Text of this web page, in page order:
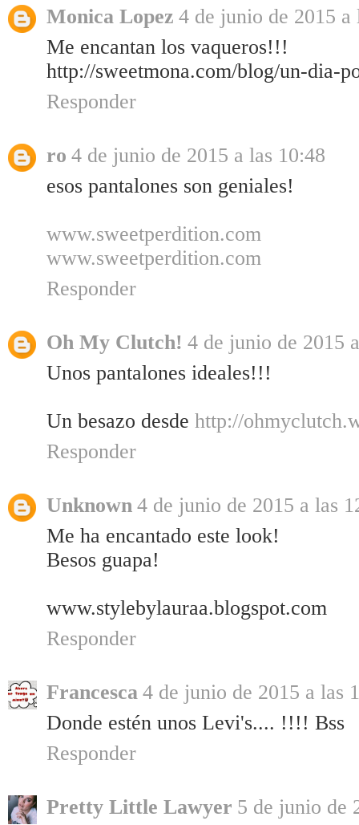
Monica Lopez 4 de junio de 2015 a
Me encantan los vaqueros!!!
http://sweetmona.com/blog/un-dia-
Responder
ro 4 de junio de 2015 a las 10:48
esos pantalones son geniales!
www.sweetperdition.com
www.sweetperdition.com
Responder
Oh My Clutch! 4 de junio de 2015
Unos pantalones ideales!!!
Un besazo desde http://
Responder
Unknown 4 de junio de 2015 a las
Me ha encantado este look!
Besos guapa!
www.stylebylauraa.blogspot.com
Responder
Francesca 4 de junio de 2015 a las
Donde estén unos Levi's.... !!!! Bss
Responder
Pretty Little Lawyer 5 de junio de